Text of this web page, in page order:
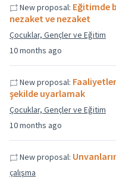
10 months ago
New proposal: Eğitimde
nezaket ve nezaket
Çocuklar, Gençler ve Eğitim
10 months ago
New proposal:
şekilde uyarlamak
Çocuklar, Gençler ve Eğitim
New proposal:
çalışma